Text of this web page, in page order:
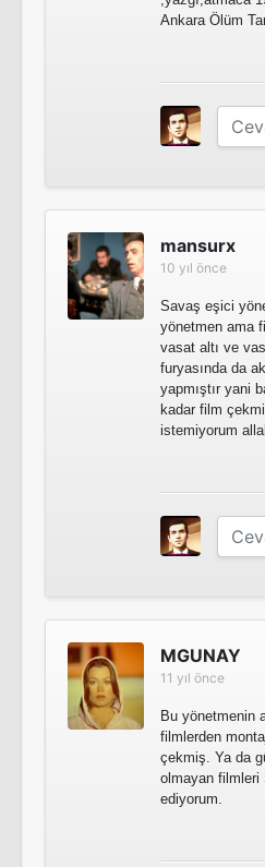
Onsuz Olamam
Alo Polis
Dört Ateşli
Çıplak Kedi
Onsuz Olamam
Kaçaklar
Sapık / Ölüm
Çıplak Kedi
Doğru Yoldan
Ankara Ölüm
mansurx
10 yıl önce
Savaş eşici
yönetmen ama
vasat altı ve
furyasında da
yapmıştır yani
kadar film
istemiyorum
MGUNAY
11 yıl önce
Bu yönetmenin
filmlerden
çekmiş. Ya da
olmayan filmleri
ediyorum.